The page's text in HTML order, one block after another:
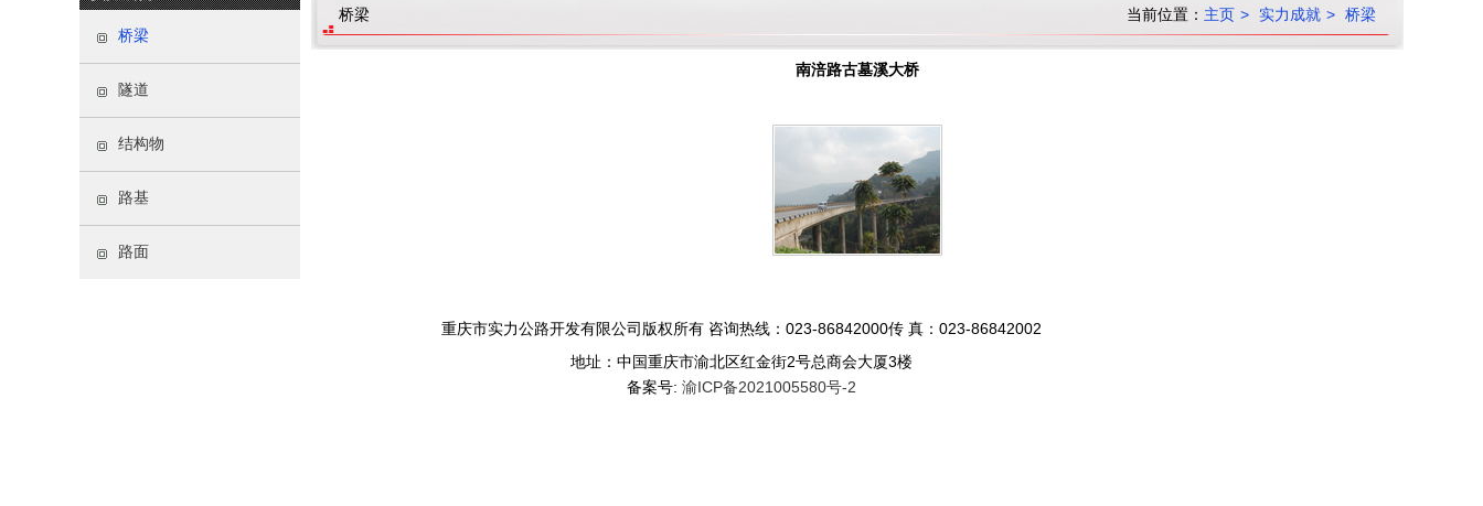
桥梁
隧道
结构物
路基
路面
桥梁 当前位置： 主页 实力成就 桥梁
南涪路古墓溪大桥
重庆市实力公路开发有限公司版权所有 咨询热线：023-86842000传 真：023-86842002
地址：中国重庆市渝北区红金街2号总商会大厦3楼
备案号: 渝ICP备2021005580号-2